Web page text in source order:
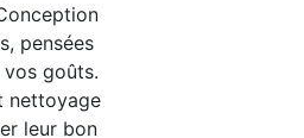
pensées
goûts.
nettoyage
leur bon